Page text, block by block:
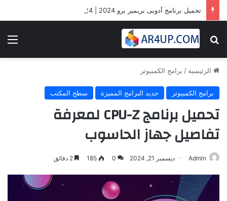
بحث عن
الرئيسية / برامج الكمبيوتر
برامج الكمبيوتر جديد البرامج المميزة سطح المكتب
تحميل برنامج CPU-Z لمعرفة
تفاصيل جهاز الحاسوب
Admin ديسمبر 21, 2024 0
185